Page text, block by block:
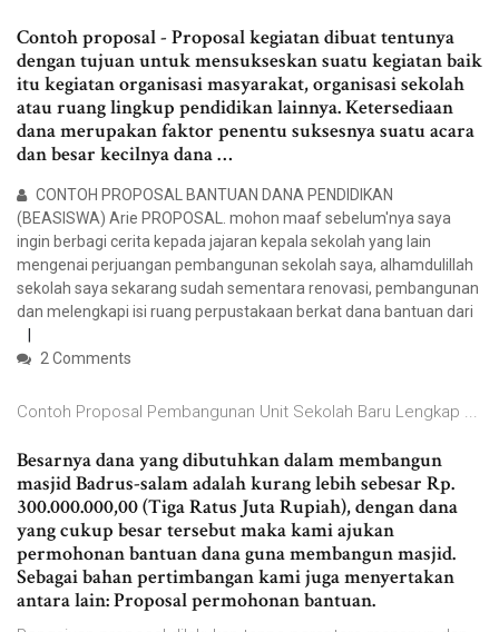
Contoh proposal - Proposal kegiatan dibuat tentunya
dengan tujuan untuk mensukseskan suatu kegiatan baik
itu kegiatan organisasi masyarakat, organisasi sekolah
atau ruang lingkup pendidikan lainnya. Ketersediaan
dana merupakan faktor penentu suksesnya suatu acara
dan besar kecilnya dana …
CONTOH PROPOSAL BANTUAN DANA PENDIDIKAN
(BEASISWA) Arie PROPOSAL. mohon maaf sebelum'nya saya
ingin berbagi cerita kepada jajaran kepala sekolah yang lain
mengenai perjuangan pembangunan sekolah saya, alhamdulillah
sekolah saya sekarang sudah sementara renovasi, pembangunan
dan melengkapi isi ruang perpustakaan berkat dana bantuan dari
2 Comments
Contoh Proposal Pembangunan Unit Sekolah Baru Lengkap ...
Besarnya dana yang dibutuhkan dalam membangun
masjid Badrus-salam adalah kurang lebih sebesar Rp.
300.000.000,00 (Tiga Ratus Juta Rupiah), dengan dana
yang cukup besar tersebut maka kami ajukan
permohonan bantuan dana guna membangun masjid.
Sebagai bahan pertimbangan kami juga menyertakan
antara lain: Proposal permohonan bantuan.